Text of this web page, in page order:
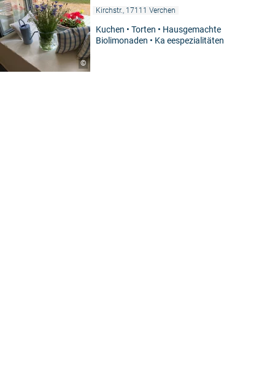
©
Kirchstr., 17111 Verchen
Kuchen • Torten • Hausgemachte
Biolimonaden • Ka eespezialitäten